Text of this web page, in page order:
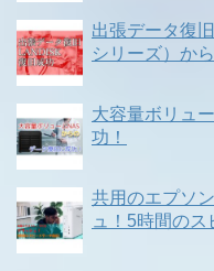
出張データ復
シリーズ）か
大容量ボリュ
功！
共用のエプソ
ュ！5時間のス